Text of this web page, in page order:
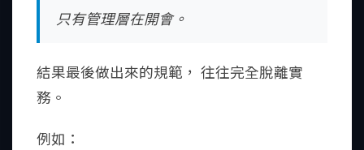
只有管理層在開會。
結果最後做出來的規範， 往往完全脫離實
務。
例如：